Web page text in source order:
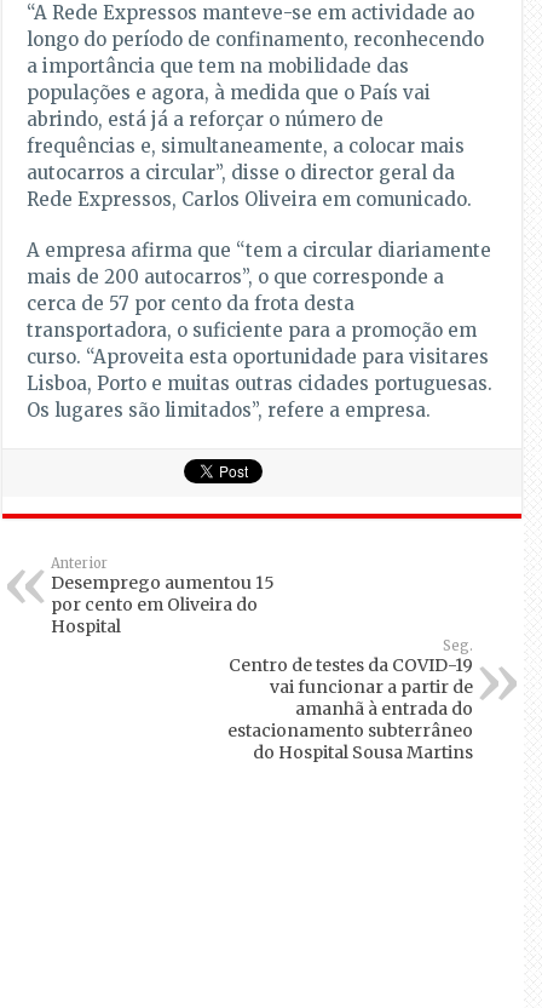
“A Rede Expressos manteve-se em actividade ao
longo do período de confinamento, reconhecendo
a importância que tem na mobilidade das
populações e agora, à medida que o País vai
abrindo, está já a reforçar o número de
frequências e, simultaneamente, a colocar mais
autocarros a circular”, disse o director geral da
Rede Expressos, Carlos Oliveira em comunicado.
A empresa afirma que “tem a circular diariamente
mais de 200 autocarros”, o que corresponde a
cerca de 57 por cento da frota desta
transportadora, o suficiente para a promoção em
curso. “Aproveita esta oportunidade para visitares
Lisboa, Porto e muitas outras cidades portuguesas.
Os lugares são limitados”, refere a empresa.
Anterior
Desemprego aumentou 15
por cento em Oliveira do
Hospital
Seg.
Centro de testes da COVID-19
vai funcionar a partir de
amanhã à entrada do
estacionamento subterrâneo
do Hospital Sousa Martins